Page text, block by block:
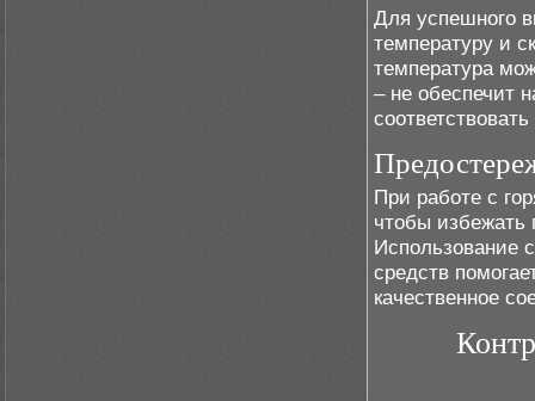
Для успешного
температуру и
температура
– не обеспечит
При работе с
чтобы избежать
Использование
средств
качественное